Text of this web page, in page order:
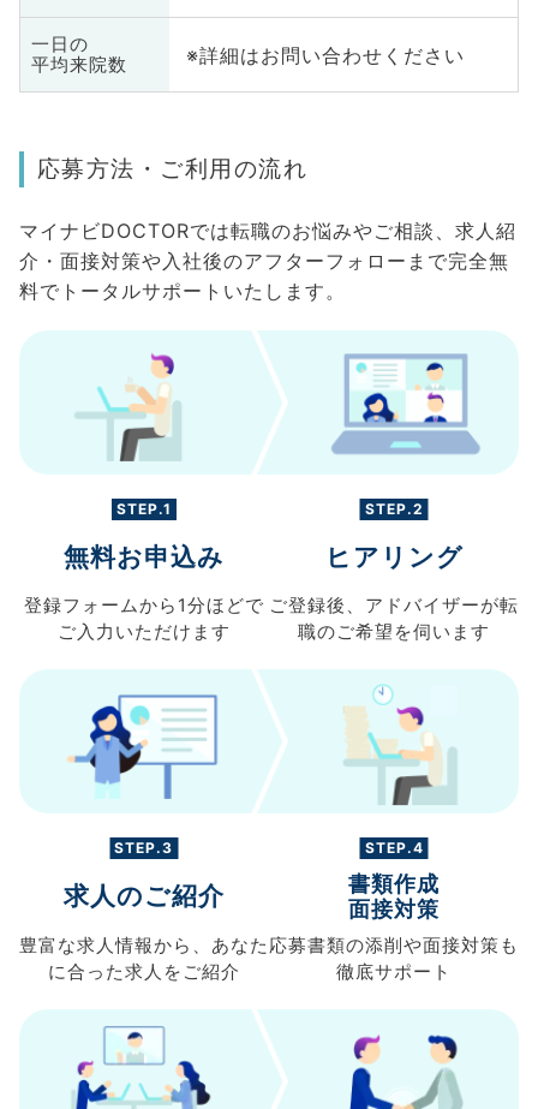
一日の
平均来院数
※詳細はお問い合わせください
応募方法・ご利用の流れ
マイナビDOCTORでは転職のお悩みやご相談、求人紹
介・面接対策や入社後のアフターフォローまで完全無
料でトータルサポートいたします。
STEP.1
無料お申込み
登録フォームから 1分ほどで
ご入力 いただけます
STEP.2
ヒアリング
ご登録後、 アドバイザーが転
職のご希望を伺います
STEP.3
求人のご紹介
豊富な求人情報から、 あなた
に合った求人を ご紹介
STEP.4
書類作成
面接対策
応募書類の添削や面接対策も
徹底サポート